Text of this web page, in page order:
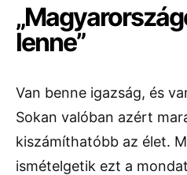
lenne”
Van benne igazság, és
Sokan valóban azért
kiszámíthatóbb az élet.
ismételgetik ezt a